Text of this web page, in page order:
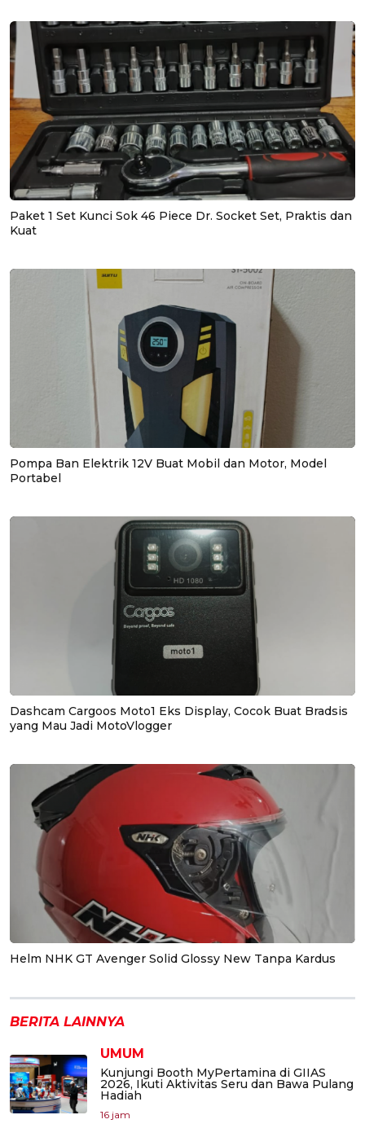
Paket 1 Set Kunci Sok 46 Piece Dr. Socket Set, Praktis dan
Kuat
Pompa Ban Elektrik 12V Buat Mobil dan Motor, Model
Portabel
Dashcam Cargoos Moto1 Eks Display, Cocok Buat Bradsis
yang Mau Jadi MotoVlogger
Helm NHK GT Avenger Solid Glossy New Tanpa Kardus
BERITA LAINNYA
UMUM
Kunjungi Booth MyPertamina di GIIAS
2026, Ikuti Aktivitas Seru dan Bawa Pulang
Hadiah
16 jam